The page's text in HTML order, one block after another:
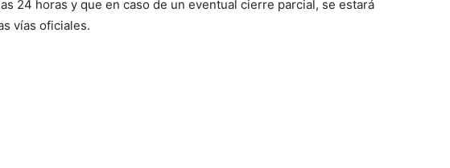
24 horas y que en caso de un eventual cierre parcial, se estará
vías oficiales.